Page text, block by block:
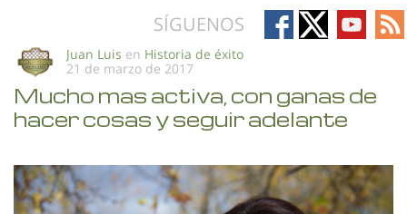
SÍGUENOS
Follow
on
Follow
on
Follow
on
on
Juan Luis en Historia de éxito
21 de marzo de 2017
Mucho mas activa, con ganas de
hacer cosas y seguir adelante